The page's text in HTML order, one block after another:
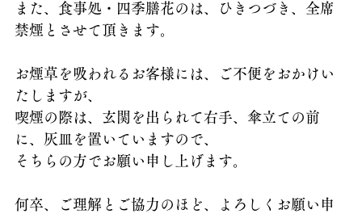
また、食事処・四季膳花のは、ひきつづき、全席
禁煙とさせて頂きます。
お煙草を吸われるお客様には、ご不便をおかけい
たしますが、
喫煙の際は、玄関を出られて右手、傘立ての前
に、灰皿を置いていますので、
そちらの方でお願い申し上げます。
何卒、ご理解とご協力のほど、よろしくお願い申